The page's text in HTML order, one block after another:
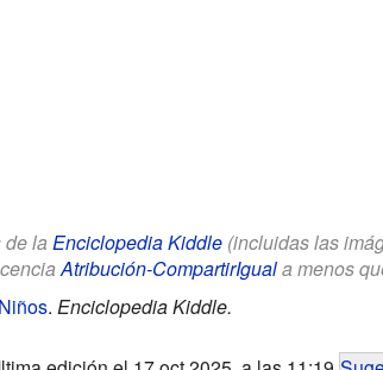
de la Enciclopedia Kiddle(incluidas las
Atribución-CompartirIguala menos
. Enciclopedia Kiddle.